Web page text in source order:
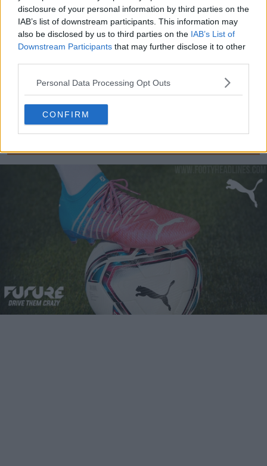
disclosure of your personal information by third parties on the
IAB’s list of downstream participants. This information may
also be disclosed by us to third parties on the IAB’s List of
Downstream Participants that may further disclose it to other
Personal Data Processing Opt Outs
CONFIRM
Las botas Puma Ultra 6 «Re-Charge»invierten el
tema, con una parte superior predominantemente rosa
complementada con detalles en azul claro en la suela y
el talón.
Una combinación de colores
exclusiva